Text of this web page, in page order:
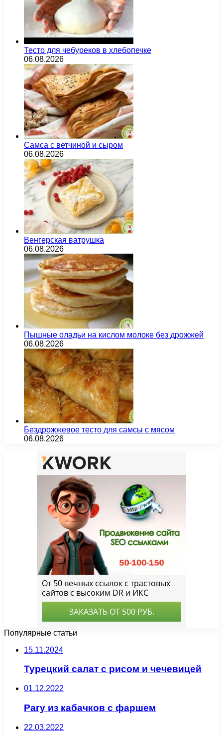
Тесто для чебуреков в хлебопечке
06.08.2026
Самса с ветчиной и сыром
06.08.2026
Венгерская ватрушка
06.08.2026
Пышные оладьи на кислом молоке без дрожжей
06.08.2026
Бездрожжевое тесто для самсы с мясом
06.08.2026
Популярные статьи
15.11.2024
Турецкий салат с рисом и чечевицей
01.12.2022
Рагу из кабачков с фаршем
22.03.2022